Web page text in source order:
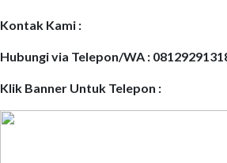
Kontak Kami :
Hubungi via Telepon/WA :
Klik Banner Untuk Telepon :